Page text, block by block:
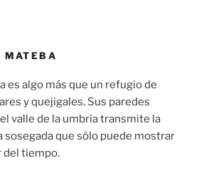
MATEBA
es algo más que un refugio de
y quejigales. Sus paredes
valle de la umbría transmite la
sosegada que sólo puede mostrar
del tiempo.